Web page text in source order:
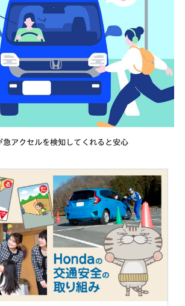
急アクセルを検知してくれると安心